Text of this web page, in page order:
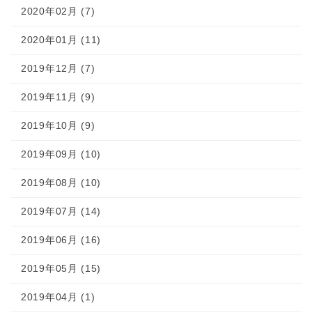
2020年02月 (7)
2020年01月 (11)
2019年12月 (7)
2019年11月 (9)
2019年10月 (9)
2019年09月 (10)
2019年08月 (10)
2019年07月 (14)
2019年06月 (16)
2019年05月 (15)
2019年04月 (1)